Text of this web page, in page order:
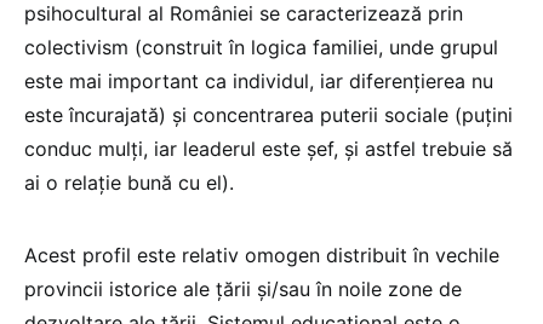
psihocultural al României se caracterizează prin
colectivism (construit în logica familiei, unde grupul
este mai important ca individul, iar diferențierea nu
este încurajată) și concentrarea puterii sociale (puțini
conduc mulți, iar leaderul este șef, și astfel trebuie să
ai o relație bună cu el).
Acest profil este relativ omogen distribuit în vechile
provincii istorice ale țării și/sau în noile zone de